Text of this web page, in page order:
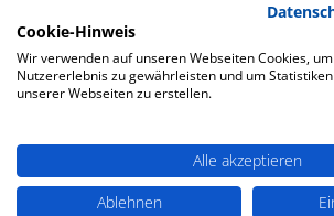
Datenschutz
Datenschutz Social Media
Cookie-Hinweis
Wir verwenden auf unseren Webseiten Cookies,
Nutzererlebnis zu gewährleisten und um
unserer Webseiten zu erstellen.
Alle akzeptieren
Ablehnen